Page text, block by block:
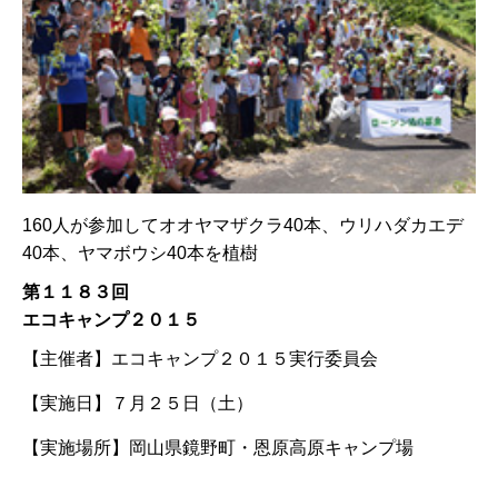
160人が参加してオオヤマザクラ40本、ウリハダカエデ
40本、ヤマボウシ40本を植樹
第１１８３回
エコキャンプ２０１５
【主催者】 エコキャンプ２０１５実行委員会
【実施日】 ７月２５日（土）
【実施場所】 岡山県鏡野町・恩原高原キャンプ場